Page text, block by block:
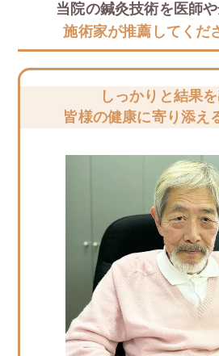
当院の鍼灸技術を医師
施術家が推薦してくだ
しっかりと結果を
皆様の健康に寄り添え